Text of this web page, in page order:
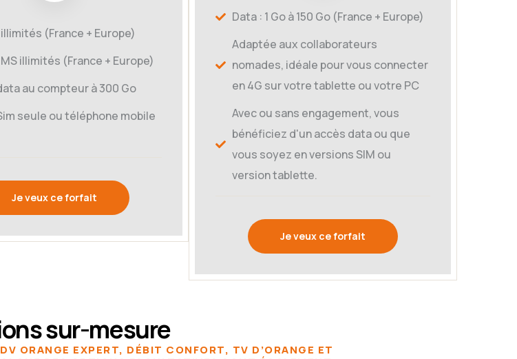
(France + Europe)
illimités (France + Europe)
au compteur à 300 Go
seule ou téléphone mobile
Je veux ce forfait
Data : 1 Go à 150 Go (France + Europe)
Adaptée aux collaborateurs
nomades, idéale pour vous connecter
en 4G sur votre tablette ou votre PC
Avec ou sans engagement, vous
bénéficiez d'un accès data ou que
vous soyez en versions SIM ou
version tablette.
Je veux ce forfait
sur-mesure
ORANGE EXPERT, DÉBIT CONFORT, TV D’ORANGE ET